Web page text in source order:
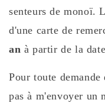
senteurs de monoï.
d'une carte de
an à partir de la
Pour toute
pas à m'envoyer un